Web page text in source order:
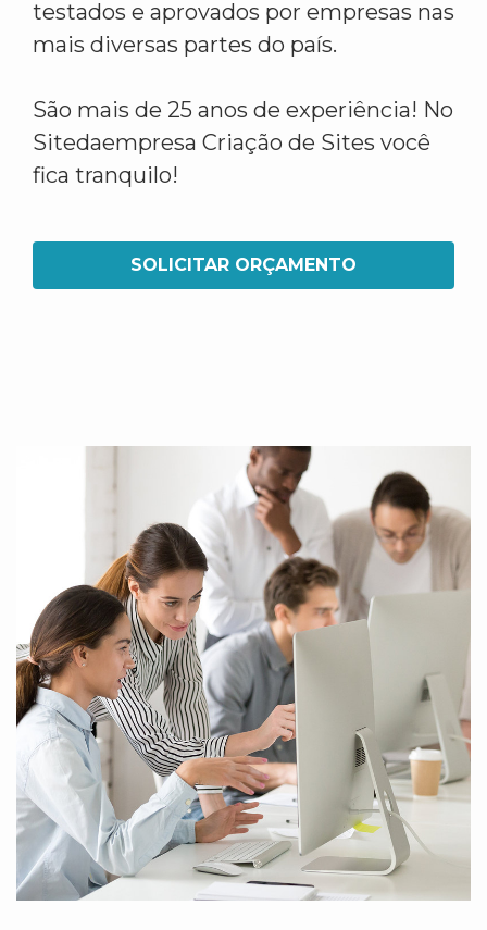
testados e aprovados por empresas nas
mais diversas partes do país.
São mais de 25 anos de experiência! No
Sitedaempresa Criação de Sites você
fica tranquilo!
SOLICITAR ORÇAMENTO